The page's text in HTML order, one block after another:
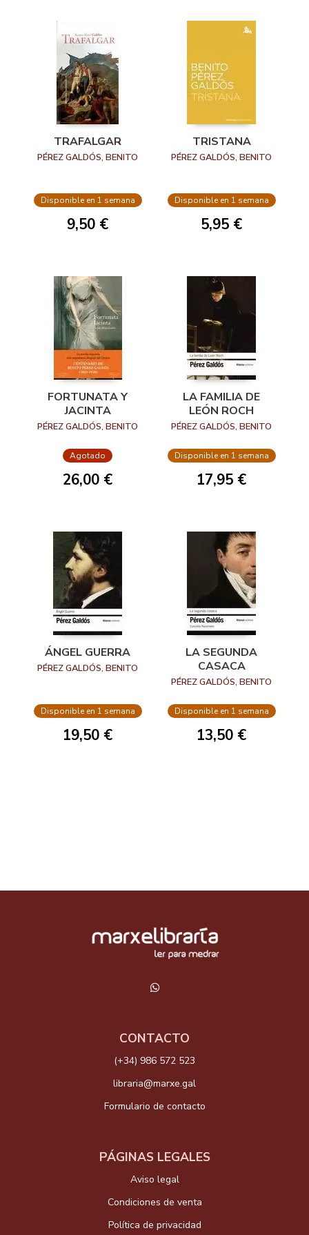
TRAFALGAR
PÉREZ GALDÓS, BENITO
Disponible en 1 semana
9,50 €
TRISTANA
PÉREZ GALDÓS, BENITO
Disponible en 1 semana
5,95 €
FORTUNATA Y
JACINTA
PÉREZ GALDÓS, BENITO
Agotado
26,00 €
LA FAMILIA DE
LEÓN ROCH
PÉREZ GALDÓS, BENITO
Disponible en 1 semana
17,95 €
ÁNGEL GUERRA
PÉREZ GALDÓS, BENITO
Disponible en 1 semana
19,50 €
LA SEGUNDA
CASACA
PÉREZ GALDÓS, BENITO
Disponible en 1 semana
13,50 €
CONTACTO
(+34) 986 572 523
libraria@marxe.gal
Formulario de contacto
PÁGINAS LEGALES
Aviso legal
Condiciones de venta
Política de privacidad